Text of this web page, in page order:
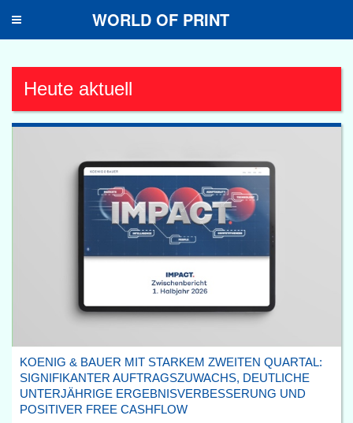
Toggle
WORLD OF PRINT
Heute aktuell
KOENIG & BAUER MIT STARKEM ZWEITEN QUARTAL:
SIGNIFIKANTER AUFTRAGSZUWACHS, DEUTLICHE
UNTERJÄHRIGE ERGEBNISVERBESSERUNG UND
POSITIVER FREE CASHFLOW